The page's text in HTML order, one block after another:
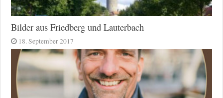
Bilder aus Friedberg und Lauterbach
18. September 2017